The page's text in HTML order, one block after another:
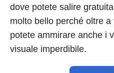
dove potete salire
molto bello perché oltre
potete ammirare anche i
visuale imperdibile.